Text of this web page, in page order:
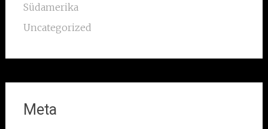
Südamerika
Uncategorized
Meta